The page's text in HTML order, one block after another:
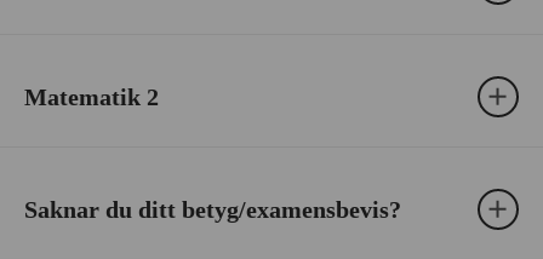
Matematik 2
Saknar du ditt betyg/examensbevis?